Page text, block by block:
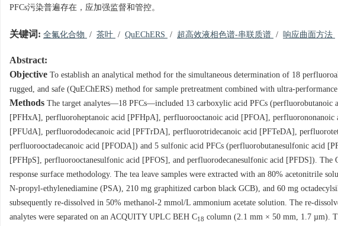
PFCs污染普遍存在，应加强监督和管控。
关键词: 全氟化合物 / 茶叶 / QuEChERS / 超高效液相色谱-串联质谱 / 响应曲面方法
Abstract:
Objective To establish an analytical method for the simultaneous determination of 18
rugged, and safe (QuEChERS) method for sample pretreatment combined with ultra-
Methods The target analytes—18 PFCs—included 13 carboxylic acid PFCs
[PFHxA], perfluoroheptanoic acid [PFHpA], perfluorooctanoic acid [PFOA],
[PFUdA], perfluorododecanoic acid [PFTrDA], perfluorotridecanoic acid [PFTeDA],
perfluorooctadecanoic acid [PFODA]) and 5 sulfonic acid PFCs (perfluorobutanesulfonic acid
[PFHpS], perfluorooctanesulfonic acid [PFOS], and perfluorodecanesulfonic acid [PFDS]). The
response surface methodology. The tea leave samples were extracted with an 80% acetonitrile
N-propyl-ethylenediamine (PSA), 210 mg graphitized carbon black GCB), and 60 mg
subsequently re-dissolved in 50% methanol-2 mmol/L ammonium acetate solution. The re-
analytes were separated on an ACQUITY UPLC BEH C18 column (2.1 mm × 50 mm, 1.7 µm).